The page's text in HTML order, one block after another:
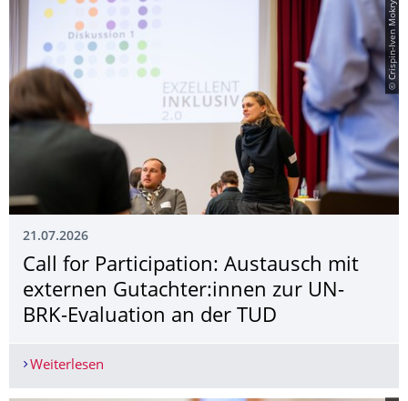
© Crispin-Iven Mokry
21.07.2026
Call for Participation: Austausch mit
externen Gutachter:innen zur UN-
BRK-Evaluation an der TUD
Weiterlesen